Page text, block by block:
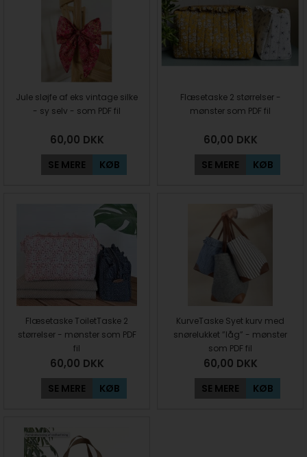
Jule sløjfe af eks vintage silke
- sy selv - som PDF fil
60,00 DKK
SE MERE KØB
Flæsetaske 2 størrelser -
mønster som PDF fil
60,00 DKK
SE MERE KØB
Flæsetaske ToiletTaske 2
størrelser - mønster som PDF
fil
60,00 DKK
SE MERE KØB
KurveTaske Syet kurv med
snørelukket ”låg” - mønster
som PDF fil
60,00 DKK
SE MERE KØB